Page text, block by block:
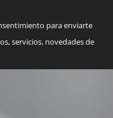
para enviarte
servicios, novedades de